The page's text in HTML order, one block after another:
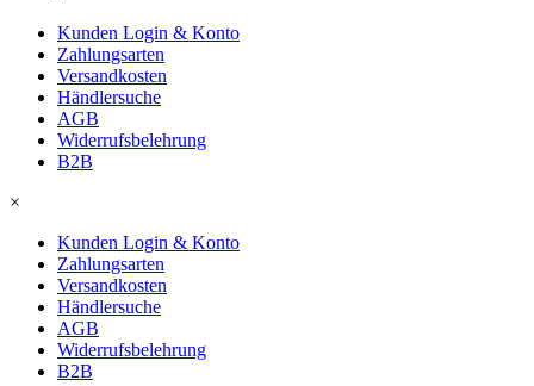
Kunden Login & Konto
Zahlungsarten
Versandkosten
Händlersuche
AGB
Widerrufsbelehrung
B2B
×
Kunden Login & Konto
Zahlungsarten
Versandkosten
Händlersuche
AGB
Widerrufsbelehrung
B2B